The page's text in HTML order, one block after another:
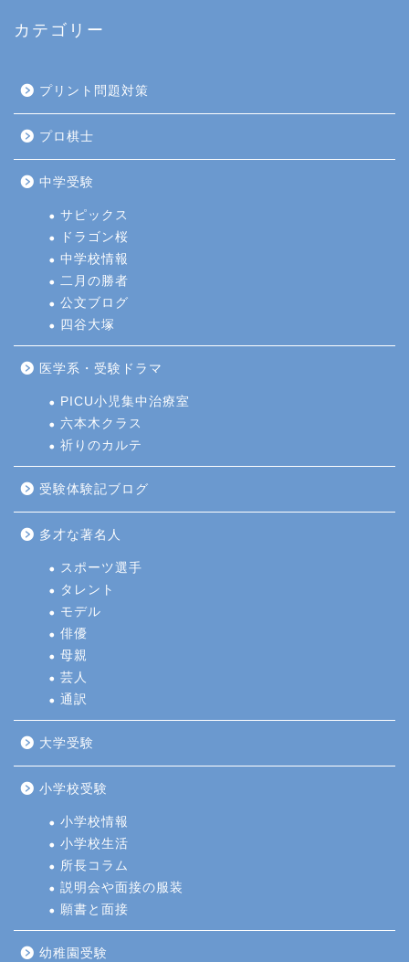
カテゴリー
プリント問題対策
プロ棋士
中学受験
サピックス
ドラゴン桜
中学校情報
二月の勝者
公文ブログ
四谷大塚
医学系・受験ドラマ
PICU小児集中治療室
六本木クラス
祈りのカルテ
受験体験記ブログ
多才な著名人
スポーツ選手
タレント
モデル
俳優
母親
芸人
通訳
大学受験
小学校受験
小学校情報
小学校生活
所長コラム
説明会や面接の服装
願書と面接
幼稚園受験